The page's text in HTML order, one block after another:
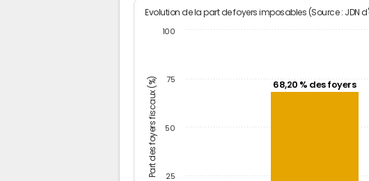
Part des foyers fiscaux (%)
Evolution de la part de foyers imposables (Source : JDN
68,20 % des foyers
25
50
75
100